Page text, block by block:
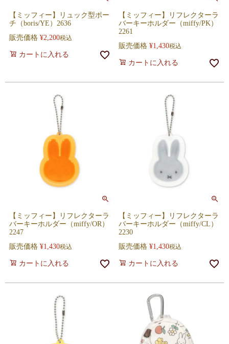
【ミッフィー】リュック型ポー
チ（boris/YE）2636
販売価格 ¥2,200税込
カートに入れる
【ミッフィー】リフレクターラ
バーキーホルダー（miffy/PK）
2261
販売価格 ¥1,430税込
カートに入れる
【ミッフィー】リフレクターラ
バーキーホルダー（miffy/OR）
2247
販売価格 ¥1,430税込
カートに入れる
【ミッフィー】リフレクターラ
バーキーホルダー（miffy/CL）
2230
販売価格 ¥1,430税込
カートに入れる